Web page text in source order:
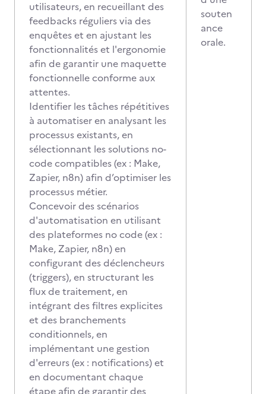
utilisateurs, en recueillant des
feedbacks réguliers via des
enquêtes et en ajustant les
fonctionnalités et l'ergonomie
afin de garantir une maquette
fonctionnelle conforme aux
attentes.
Identifier les tâches répétitives
à automatiser en analysant les
processus existants, en
sélectionnant les solutions no-
code compatibles (ex : Make,
Zapier, n8n) afin d’optimiser les
processus métier.
Concevoir des scénarios
d'automatisation en utilisant
des plateformes no code (ex :
Make, Zapier, n8n) en
configurant des déclencheurs
(triggers), en structurant les
flux de traitement, en
intégrant des filtres explicites
et des branchements
conditionnels, en
implémentant une gestion
d'erreurs (ex : notifications) et
en documentant chaque
étape afin de garantir des
souten
ance
orale.